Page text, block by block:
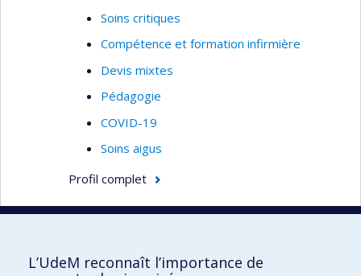
Soins critiques
Compétence et formation infirmière
Devis mixtes
Pédagogie
COVID-19
Soins aigus
Profil complet
L’UdeM reconnaît l’importance de